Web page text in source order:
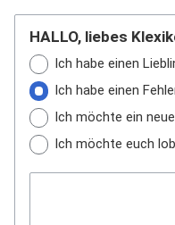
HALLO, liebes
Ich habe einen
Ich habe einen
Ich möchte ein
Ich möchte euch